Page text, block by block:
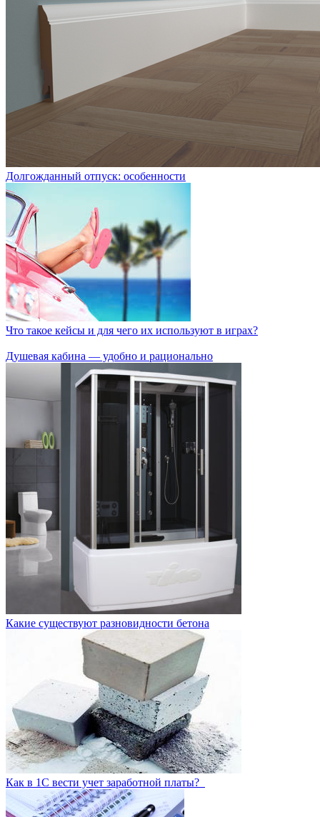
Долгожданный отпуск: особенности
Что такое кейсы и для чего их используют в играх?
Душевая кабина — удобно и рационально
Какие существуют разновидности бетона
Как в 1С вести учет заработной платы?